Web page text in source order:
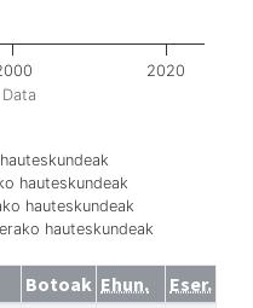
Data
hauteskundeak
hauteskundeak
hauteskundeak
2020
Botoak Ehun.
Eser.